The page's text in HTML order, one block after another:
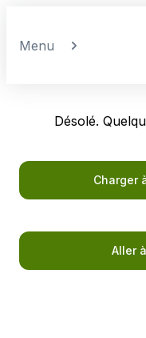
Menu
Désolé.
Charger
Aller